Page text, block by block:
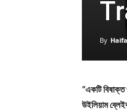
By
“একটি বিষাক্ত
উইলিয়াম